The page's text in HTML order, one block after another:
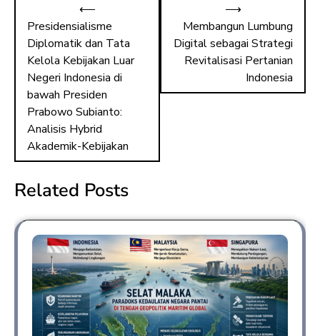
⟵
Presidensialisme
Diplomatik dan Tata
Kelola Kebijakan Luar
Negeri Indonesia di
bawah Presiden
Prabowo Subianto:
Analisis Hybrid
Akademik-Kebijakan
Membangun Lumbung
Digital sebagai Strategi
Revitalisasi Pertanian
Indonesia
⟶
Related Posts